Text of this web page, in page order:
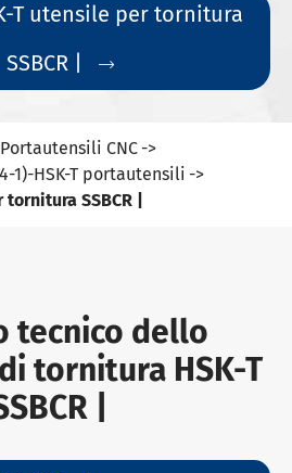
T utensile per tornitura
SSBCR |

Portautensili CNC
1)-HSK-T portautensili
SSBCR |
tecnico dello
tornitura HSK-T
|